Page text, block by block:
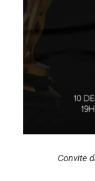
Convite